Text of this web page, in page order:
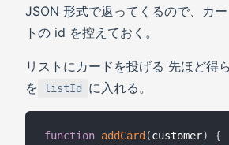
JSON 形式で返ってくるので、カ
トの id を控えておく。
リストにカードを投げる 先ほど得
を
listId に入れる。
function addCard (customer)
{